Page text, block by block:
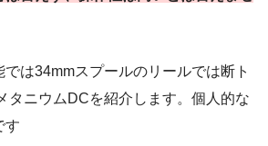
は34mmスプールのリールでは断ト
タニウムDCを紹介します。個人的な
す